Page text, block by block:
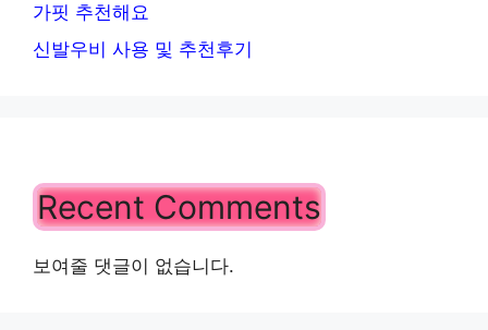
가핏 추천해요
신발우비 사용 및 추천후기
Recent Comments
보여줄 댓글이 없습니다.